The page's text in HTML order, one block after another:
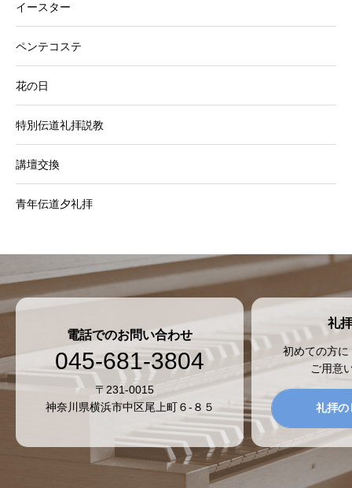
イースター
ペンテコステ
花の日
特別伝道礼拝説教
講壇交換
青年伝道夕礼拝
電話でのお問い合わせ
045-681-3804
〒231-0015
神奈川県横浜市中区尾上町６-８５
礼
初めての方
ご用意
礼拝の